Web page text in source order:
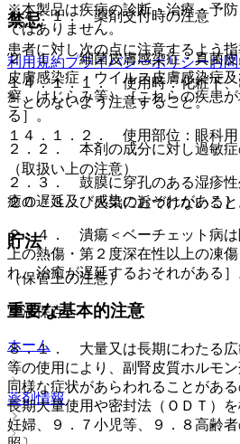
１４．１． 薬剤交付時の注意
患者に対し次の点に注意するよう指
１４．１．１． 使用時：化粧下、
ことのないよう注意すること。
１４．１．２． 使用部位：眼科用
（取扱い上の注意）
２０．３． 火気に近づけないこと
貯法
（保管上の注意）
室温保存。
ホーム
薬剤情報
禁忌
２．１． 細菌皮膚感染症・真菌皮
皮膚感染症・ウイルス皮膚感染症
癬、けじらみ等）［これらの疾患
る］。
２．２． 本剤の成分に対し過敏症
２．３． 鼓膜に穿孔のある湿疹
癒の遅延及び感染のおそれがある］
２．４． 潰瘍＜ベーチェット病は
上の熱傷・第２度深在性以上の凍
れ、治癒が遅延するおそれがある］
重要な基本的注意
８．１． 大量又は長期にわたる広
等の使用により、副腎皮質ホルモ
同様な症状があらわれることがあ
長期大量使用や密封法（ＯＤＴ）
妊婦、９．７小児等、９．８高齢
※本製品は疾病の診断・治療・予
ではありません。
利用規約プライバシーポリシーお